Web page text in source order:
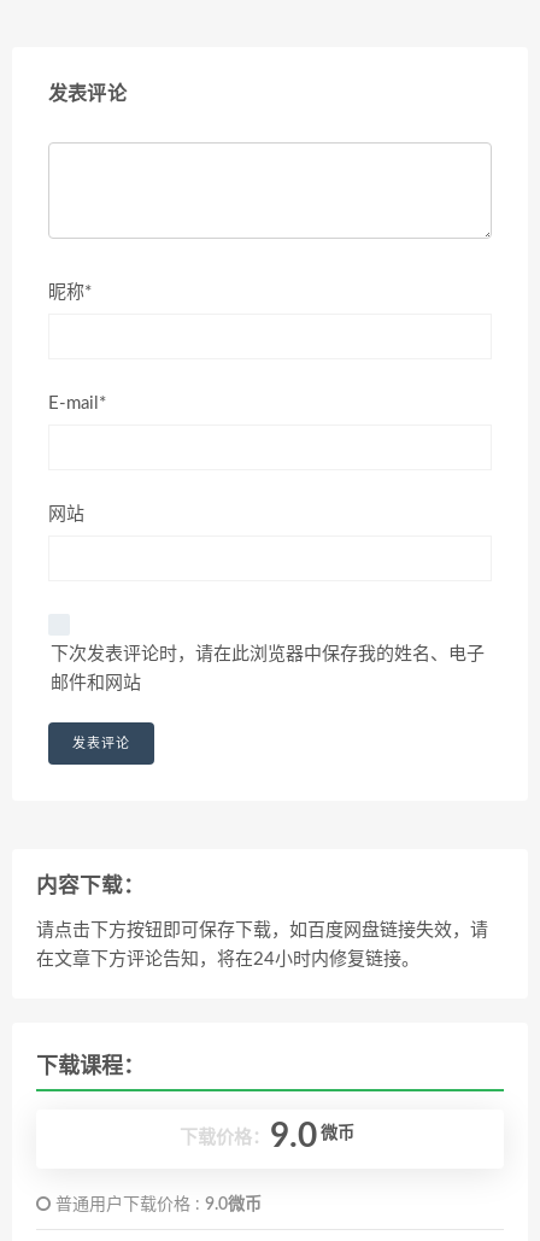
发表评论
昵称*
E-mail*
网站
下次发表评论时，请在此浏览器中保存我的姓名、电子
邮件和网站
内容下载：
请点击下方按钮即可保存下载，如百度网盘链接失效，请
在文章下方评论告知，将在24小时内修复链接。
下载课程：
下载价格： 9.0 微币
普通用户下载价格 : 9.0微币